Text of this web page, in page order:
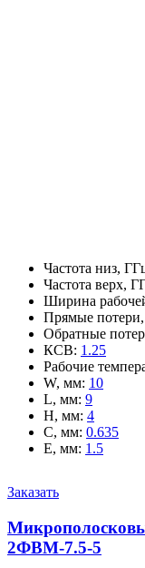
Частота низ,
Частота верх,
Ширина
Прямые
Обратные
КСВ: 1.25
Рабочие
W, мм: 10
L, мм: 9
H, мм: 4
C, мм: 0.635
E, мм: 1.5
Заказать
2ФВМ-7.5-5